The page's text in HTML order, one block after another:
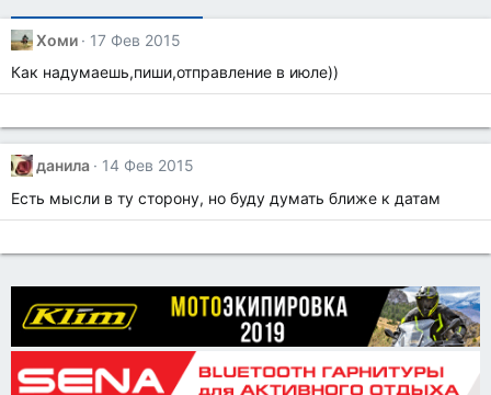
Хоми
17 Фев 2015
Как надумаешь,пиши,отправление в июле))
данила
14 Фев 2015
Есть мысли в ту сторону, но буду думать ближе к датам